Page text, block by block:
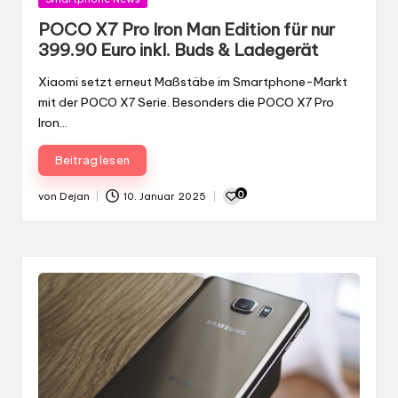
POCO X7 Pro Iron Man Edition für nur
399.90 Euro inkl. Buds & Ladegerät
Xiaomi setzt erneut Maßstäbe im Smartphone-Markt
mit der POCO X7 Serie. Besonders die POCO X7 Pro
Iron…
Beitrag lesen
Gepostet
von Dejan 10. Januar 2025 0